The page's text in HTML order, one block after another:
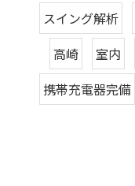
スイング解析
高崎
室内
携帯充電器完備